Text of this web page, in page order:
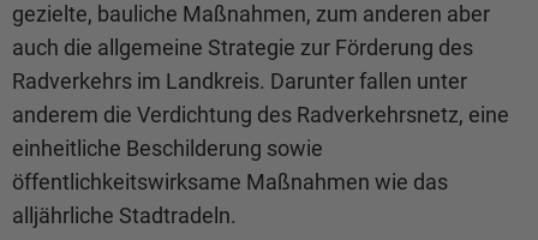
gezielte, bauliche Maßnahmen, zum anderen aber
auch die allgemeine Strategie zur Förderung des
Radverkehrs im Landkreis. Darunter fallen unter
anderem die Verdichtung des Radverkehrsnetz, eine
einheitliche Beschilderung sowie
öffentlichkeitswirksame Maßnahmen wie das
alljährliche Stadtradeln.